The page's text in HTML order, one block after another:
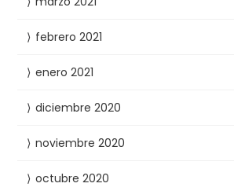
febrero 2021
enero 2021
diciembre 2020
noviembre 2020
octubre 2020